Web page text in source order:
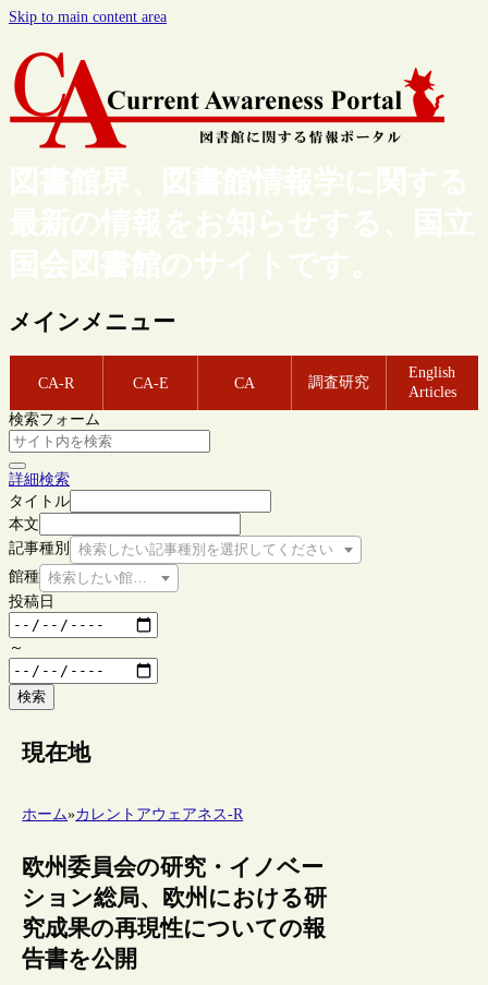
Skip to main content area
図書館界、図書館情報学に関する
最新の情報をお知らせする、国立
国会図書館のサイトです。
メインメニュー
CA-R CA-E CA 調査研究
English
Articles
検索フォーム
詳細検索
タイトル
本文
記事種別
検索したい記事種別を選択してください
館種 検索したい館種を選択してください
投稿日
～
検索
現在地
ホーム»カレントアウェアネス-R
欧州委員会の研究・イノベー
ション総局、欧州における研
究成果の再現性についての報
告書を公開